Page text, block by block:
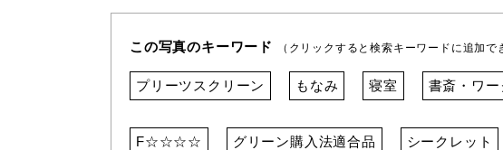
この写真のキーワード （クリックすると検索キーワードに追加で
プリーツスクリーン もなみ 寝室 書斎・ワー
F☆☆☆☆ グリーン購入法適合品 シークレット